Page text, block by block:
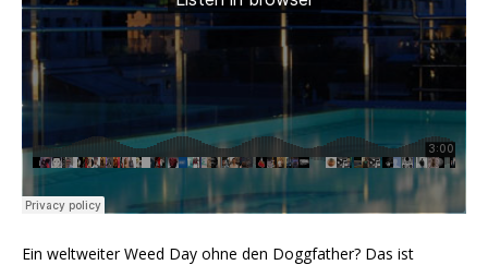
Ein weltweiter Weed Day ohne den Doggfather? Das ist